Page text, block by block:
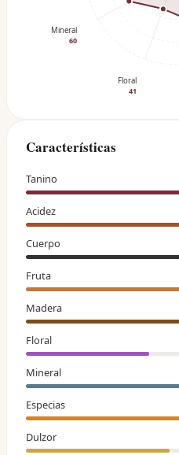
Floral
41
Mineral
60
Características
Tanino
Acidez
Cuerpo
Fruta
Madera
Floral
Mineral
Especias
Dulzor